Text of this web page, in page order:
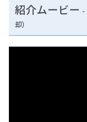
紹介ムービー -
却）